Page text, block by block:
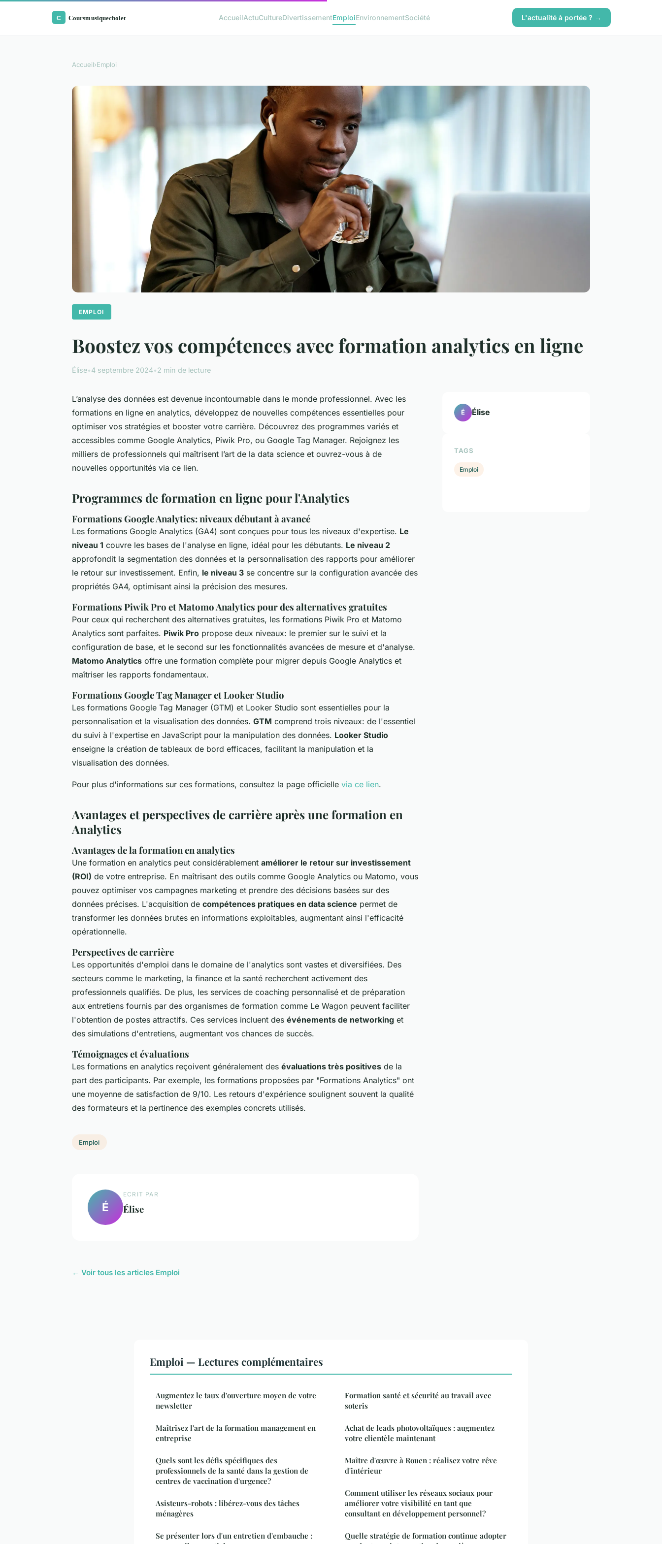
AccueilActuCultureDivertissementEmploiEnvironnementSociété L'actualité à portée ? →
Accueil›Emploi
EMPLOI
Boostez vos compétences avec formation analytics en ligne
Élise•4 septembre 2024•2 min de lecture
L’analyse des données est devenue incontournable dans le monde professionnel. Avec les
formations en ligne en analytics, développez de nouvelles compétences essentielles pour
optimiser vos stratégies et booster votre carrière. Découvrez des programmes variés et
accessibles comme Google Analytics, Piwik Pro, ou Google Tag Manager. Rejoignez les
milliers de professionnels qui maîtrisent l’art de la data science et ouvrez-vous à de
nouvelles opportunités via ce lien.
Programmes de formation en ligne pour l'Analytics
Formations Google Analytics: niveaux débutant à avancé
Les formations Google Analytics (GA4) sont conçues pour tous les niveaux d'expertise. Le
niveau 1 couvre les bases de l'analyse en ligne, idéal pour les débutants. Le niveau 2
approfondit la segmentation des données et la personnalisation des rapports pour améliorer
le retour sur investissement. Enfin, le niveau 3 se concentre sur la configuration avancée des
propriétés GA4, optimisant ainsi la précision des mesures.
Formations Piwik Pro et Matomo Analytics pour des alternatives gratuites
Pour ceux qui recherchent des alternatives gratuites, les formations Piwik Pro et Matomo
Analytics sont parfaites. Piwik Pro propose deux niveaux: le premier sur le suivi et la
configuration de base, et le second sur les fonctionnalités avancées de mesure et d'analyse.
Matomo Analytics offre une formation complète pour migrer depuis Google Analytics et
maîtriser les rapports fondamentaux.
Formations Google Tag Manager et Looker Studio
Les formations Google Tag Manager (GTM) et Looker Studio sont essentielles pour la
personnalisation et la visualisation des données. GTM comprend trois niveaux: de l'essentiel
du suivi à l'expertise en JavaScript pour la manipulation des données. Looker Studio
enseigne la création de tableaux de bord efficaces, facilitant la manipulation et la
visualisation des données.
Pour plus d'informations sur ces formations, consultez la page officielle via ce lien.
Avantages et perspectives de carrière après une formation en
Analytics
Avantages de la formation en analytics
Une formation en analytics peut considérablement améliorer le retour sur investissement
(ROI) de votre entreprise. En maîtrisant des outils comme Google Analytics ou Matomo, vous
pouvez optimiser vos campagnes marketing et prendre des décisions basées sur des
données précises. L'acquisition de compétences pratiques en data science permet de
transformer les données brutes en informations exploitables, augmentant ainsi l'efficacité
opérationnelle.
Perspectives de carrière
Les opportunités d'emploi dans le domaine de l'analytics sont vastes et diversifiées. Des
secteurs comme le marketing, la finance et la santé recherchent activement des
professionnels qualifiés. De plus, les services de coaching personnalisé et de préparation
aux entretiens fournis par des organismes de formation comme Le Wagon peuvent faciliter
l'obtention de postes attractifs. Ces services incluent des événements de networking et
des simulations d'entretiens, augmentant vos chances de succès.
Témoignages et évaluations
Les formations en analytics reçoivent généralement des évaluations très positives de la
part des participants. Par exemple, les formations proposées par "Formations Analytics" ont
une moyenne de satisfaction de 9/10. Les retours d'expérience soulignent souvent la qualité
des formateurs et la pertinence des exemples concrets utilisés.
Emploi
É
ECRIT PAR
Élise
← Voir tous les articles Emploi
É Élise
TAGS
Emploi
Emploi — Lectures complémentaires
Augmentez le taux d'ouverture moyen de votre
newsletter
Maîtrisez l'art de la formation management en
entreprise
Quels sont les défis spécifiques des
professionnels de la santé dans la gestion de
centres de vaccination d'urgence?
Asisteurs-robots : libérez-vous des tâches
ménagères
Se présenter lors d'un entretien d'embauche :
Formation santé et sécurité au travail avec
soteris
Achat de leads photovoltaïques : augmentez
votre clientèle maintenant
Maître d'œuvre à Rouen : réalisez votre rêve
d'intérieur
Comment utiliser les réseaux sociaux pour
améliorer votre visibilité en tant que
consultant en développement personnel?
Quelle stratégie de formation continue adopter